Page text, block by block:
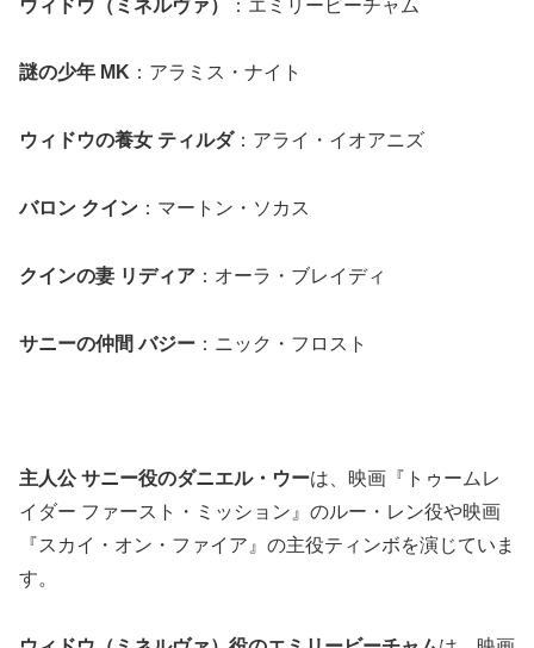
ウィドウ（ミネルヴァ） ：エミリービーチャム
謎の少年 MK ：アラミス・ナイト
ウィドウの養女 ティルダ：アライ・イオアニズ
バロン クイン ：マートン・ソカス
クインの妻 リディア ：オーラ・ブレイディ
サニーの仲間 バジー ：ニック・フロスト
主人公 サニー役のダニエル・ウーは、映画『トゥームレ
イダー ファースト・ミッション』のルー・レン役や映画
『スカイ・オン・ファイア』の主役ティンボを演じていま
す。